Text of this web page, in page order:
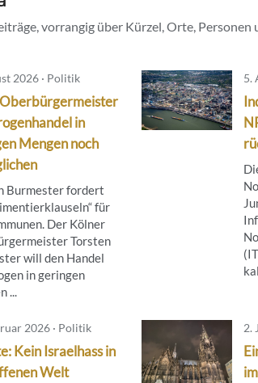
vorrangig über Kürzel, Orte, Personen
2026 · Politik
in
Mengen noch
Burmester fordert
für
Der Kölner
Torsten
will den Handel
in geringen
5.
2026 · Politik
Kein Israelhass in
Welt
2.